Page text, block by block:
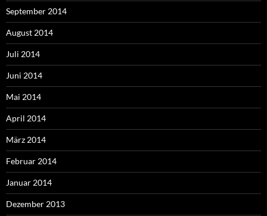
September 2014
August 2014
Juli 2014
Juni 2014
Mai 2014
April 2014
März 2014
Februar 2014
Januar 2014
Dezember 2013